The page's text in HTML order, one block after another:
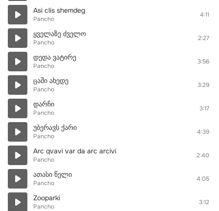
Asi clis shemdeg
Pancho
4:11
ყველაზე ძველო
Pancho
2:27
დედა ვატირე
Pancho
3:56
ცაში ახედე
Pancho
3:29
დარჩი
Pancho
3:17
უბერავს ქარი
Pancho
4:39
Arc qvavi var da arc arcivi
Pancho
2:40
ათასი წელი
Pancho
4:05
Zooparki
Pancho
3:12